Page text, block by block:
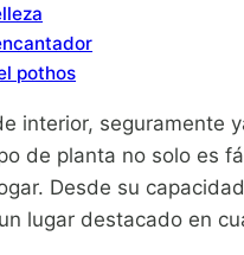
pothos
interior, seguramente
de planta no solo es
Desde su
lugar destacado en